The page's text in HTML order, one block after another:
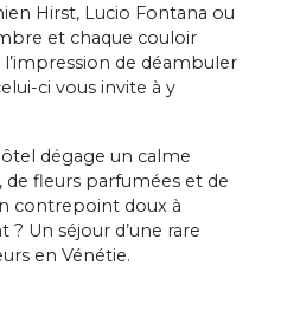
Hirst, Lucio Fontana ou
et chaque couloir
de déambuler
ci vous invite à y
dégage un calme
de fleurs parfumées et de
contrepoint doux à
? Un séjour d’une rare
en Vénétie.